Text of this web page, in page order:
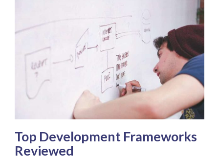
Top Development Frameworks
Reviewed